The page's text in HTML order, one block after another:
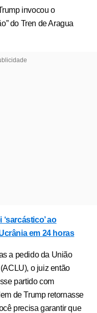
invocou o
do Tren de Aragua
ao
em 24 horas
a pedido da União
o juiz então
partido com
de Trump retornasse
precisa garantir que